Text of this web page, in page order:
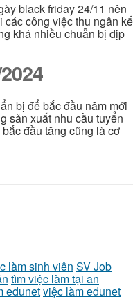
black friday 24/11 nên
công việc thu ngân kế
khá nhiều chuẫn bị dịp
bị để bắc đầu năm mới
sản xuất nhu cầu tuyển
đầu tăng cũng là cơ
làm sinh viên SV Job
tìm việc làm tại an
edunetviệc làm edunet